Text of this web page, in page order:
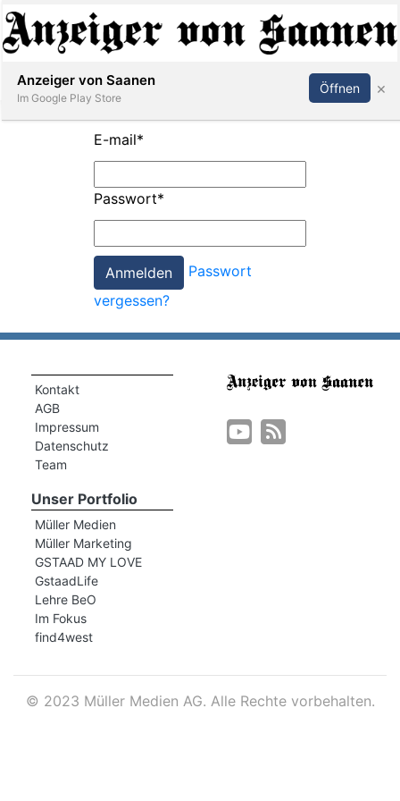
Abonnieren Anmelden
E-mail*
Passwort*
Passwort
vergessen?
Kontakt
AGB
Impressum
Datenschutz
Team
Unser Portfolio
Müller Medien
Müller Marketing
GSTAAD MY LOVE
GstaadLife
Lehre BeO
Im Fokus
find4west
© 2023 Müller Medien AG. Alle Rechte vorbehalten.
Anzeiger von Saanen
Im Google Play Store
Öffnen ×